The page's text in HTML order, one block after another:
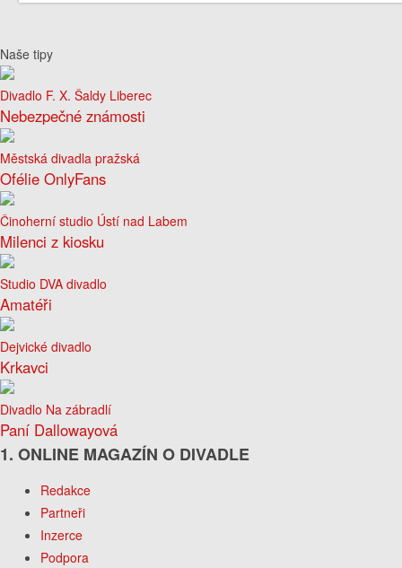
Naše tipy
Divadlo F. X. Šaldy Liberec
Nebezpečné známosti
Městská divadla pražská
Ofélie OnlyFans
Činoherní studio Ústí nad Labem
Milenci z kiosku
Studio DVA divadlo
Amatéři
Dejvické divadlo
Krkavci
Divadlo Na zábradlí
Paní Dallowayová
1. ONLINE MAGAZÍN O DIVADLE
Redakce
Partneři
Inzerce
Podpora